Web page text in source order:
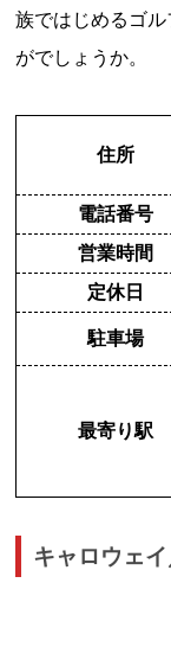
族ではじめるゴ
がでしょうか。
住所
電話番号
営業時間
定休日
駐車場
最寄り駅
キャロウェ